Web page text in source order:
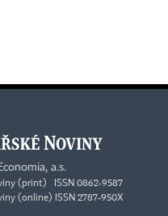
a.s.
(print) ISSN 0862-9587
(online) ISSN 2787-950X